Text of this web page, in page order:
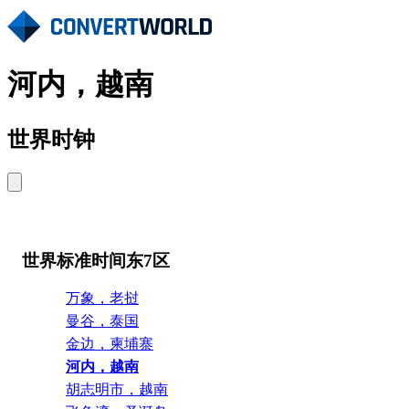
河内，越南
世界时钟
世界标准时间东7区
万象，老挝
曼谷，泰国
金边，柬埔寨
河内，越南
胡志明市，越南